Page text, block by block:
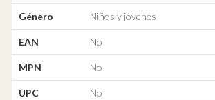
Género Niños y jóvenes
EAN No
MPN No
UPC No